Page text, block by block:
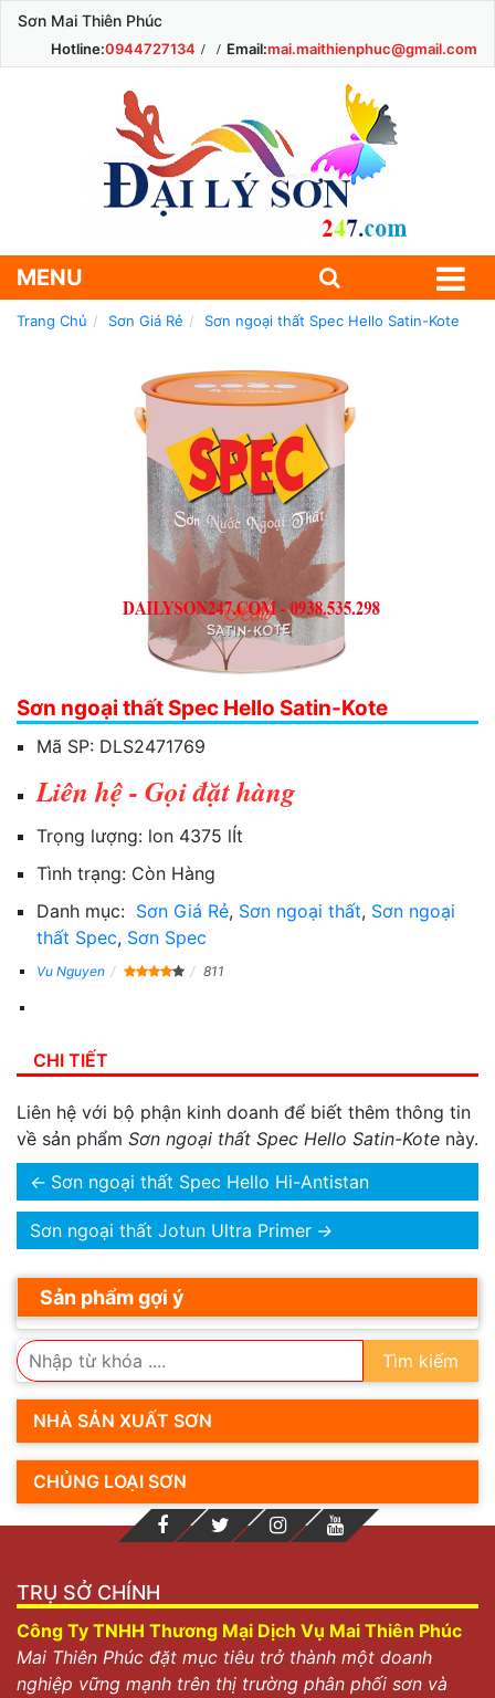
Sơn Mai Thiên Phúc
Hotline:0944727134 Email:mai.maithienphuc@gmail.com
MENU
Trang Chủ Sơn Giá Rẻ Sơn ngoại thất Spec Hello Satin-Kote
Sơn ngoại thất Spec Hello Satin-Kote
Mã SP: DLS2471769
Liên hệ - Gọi đặt hàng
Trọng lượng: lon 4375 lÍt
Tình trạng: Còn Hàng
Danh mục: Sơn Giá Rẻ, Sơn ngoại thất, Sơn ngoại
thất Spec, Sơn Spec
Vu Nguyen 811
CHI TIẾT
Liên hệ với bộ phận kinh doanh để biết thêm thông tin
về sản phẩm Sơn ngoại thất Spec Hello Satin-Kote này.
← Sơn ngoại thất Spec Hello Hi-Antistan
Sơn ngoại thất Jotun Ultra Primer →
Sản phẩm gợi ý
Tìm kiếm
NHÀ SẢN XUẤT SƠN
CHỦNG LOẠI SƠN
TRỤ SỞ CHÍNH
Công Ty TNHH Thương Mại Dịch Vụ Mai Thiên Phúc
Mai Thiên Phúc đặt mục tiêu trở thành một doanh
nghiệp vững mạnh trên thị trường phân phối sơn và